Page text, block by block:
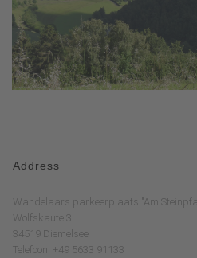
Address
Wandelaars parkeerplaats "Am
Wolfskaute 3
34519 Diemelsee
Telefoon: +49 5633 91133